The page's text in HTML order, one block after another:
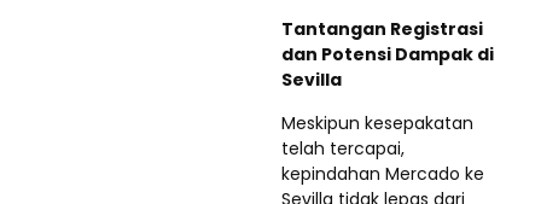
Tantangan Registrasi
dan Potensi Dampak di
Sevilla
Meskipun kesepakatan
telah tercapai,
kepindahan Mercado ke